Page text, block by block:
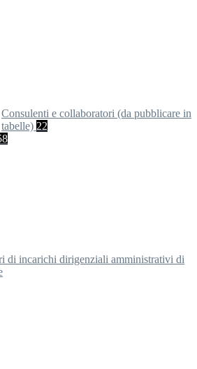
Consulenti e collaboratori (da pubblicare in
tabelle) 22
di incarichi dirigenziali amministrativi di